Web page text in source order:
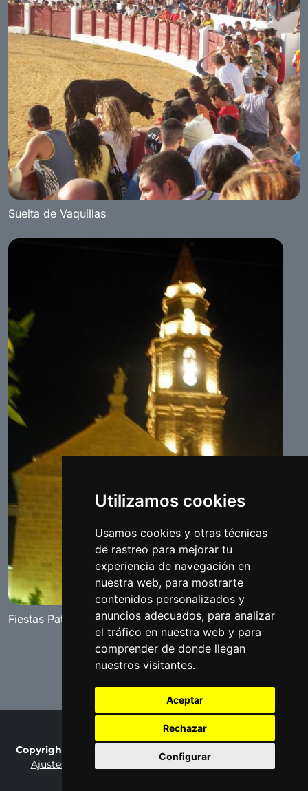
Utilizamos cookies
Usamos cookies y otras técnicas
de rastreo para mejorar tu
experiencia de navegación en
nuestra web, para mostrarte
contenidos personalizados y
anuncios adecuados, para analizar
el tráfico en nuestra web y para
comprender de donde llegan
nuestros visitantes.
Aceptar
Rechazar
Configurar
Suelta de Vaquillas
Fiestas Patronales 2008
Copyright © 2007-2026 Fotobenamejí / Made by
Ajustes de cookies
Privacy Policy